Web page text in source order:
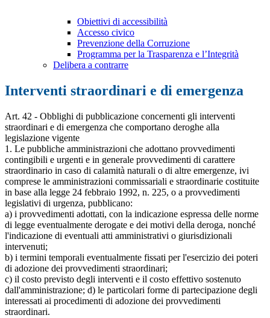
Obiettivi di accessibilità
Accesso civico
Prevenzione della Corruzione
Programma per la Trasparenza e l’Integrità
Delibera a contrarre
Interventi straordinari e di emergenza
Art. 42 - Obblighi di pubblicazione concernenti gli interventi
straordinari e di emergenza che comportano deroghe alla
legislazione vigente
1. Le pubbliche amministrazioni che adottano provvedimenti
contingibili e urgenti e in generale provvedimenti di carattere
straordinario in caso di calamità naturali o di altre emergenze, ivi
comprese le amministrazioni commissariali e straordinarie costituite
in base alla legge 24 febbraio 1992, n. 225, o a provvedimenti
legislativi di urgenza, pubblicano:
a) i provvedimenti adottati, con la indicazione espressa delle norme
di legge eventualmente derogate e dei motivi della deroga, nonché
l'indicazione di eventuali atti amministrativi o giurisdizionali
intervenuti;
b) i termini temporali eventualmente fissati per l'esercizio dei poteri
di adozione dei provvedimenti straordinari;
c) il costo previsto degli interventi e il costo effettivo sostenuto
dall'amministrazione; d) le particolari forme di partecipazione degli
interessati ai procedimenti di adozione dei provvedimenti
straordinari.